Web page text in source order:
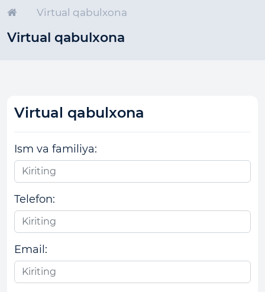
Virtual qabulxona
Virtual qabulxona
Virtual qabulxona
Ism va familiya:
Telefon:
Email: